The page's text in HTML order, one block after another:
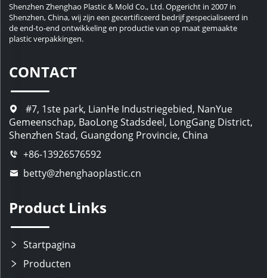
Shenzhen Zhenghao Plastic & Mold Co., Ltd. Opgericht in 2007 in
Shenzhen, China, wij zijn een gecertificeerd bedrijf gespecialiseerd in
de end-to-end ontwikkeling en productie van op maat gemaakte
plastic verpakkingen.
CONTACT
#7, 1ste park, LianHe Industriegebied, NanYue
Gemeenschap, BaoLong Stadsdeel, LongGang District,
Shenzhen Stad, Guangdong Provincie, China
+86-13926576592
betty@zhenghaoplastic.cn
Product Links
Startpagina
Producten